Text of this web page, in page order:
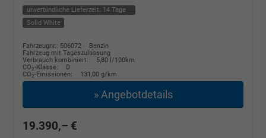
unverbindliche Lieferzeit: 14 Tage
Solid White
Fahrzeugnr.: 506072
Benzin
Fahrzeug mit Tageszulassung
Verbrauch kombiniert:
5,80 l/100km
CO2-Klasse:
D
CO2-Emissionen: 131,00 g/km
» Angebotdetails
19.390,– €